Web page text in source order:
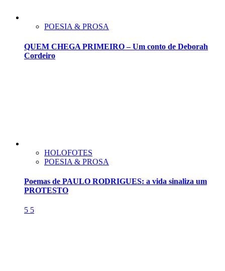
POESIA & PROSA
QUEM CHEGA PRIMEIRO – Um conto de Deborah
Cordeiro
HOLOFOTES
POESIA & PROSA
Poemas de PAULO RODRIGUES: a vida sinaliza um
PROTESTO
5 5